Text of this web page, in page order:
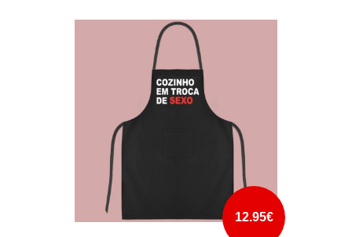
mais info
add à lista
12.95€